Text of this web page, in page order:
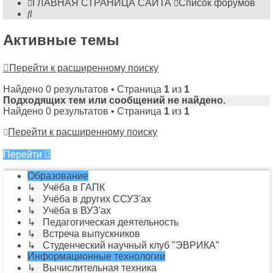
ГЛАВНАЯ СТРАНИЦА САЙТА
Список форумов
Поиск
Активные темы
Перейти к расширенному поиску
Найдено 0 результатов • Страница 1 из 1
Подходящих тем или сообщений не найдено.
Найдено 0 результатов • Страница 1 из 1
Перейти к расширенному поиску
Перейти
Образование
↳ Учёба в ГАПК
↳ Учёба в других ССУЗ'ах
↳ Учёба в ВУЗ'ах
↳ Педагогическая деятельность
↳ Встреча выпускников
↳ Студенческий научный клуб "ЭВРИКА"
Информационные технологии
↳ Вычислительная техника